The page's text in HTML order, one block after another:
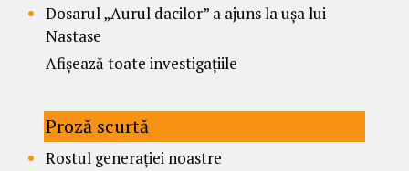
Dosarul „Aurul dacilor” a ajuns la ușa lui
Nastase
Afișează toate investigațiile
Proză scurtă
Rostul generației noastre